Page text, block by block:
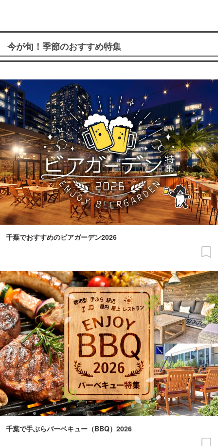
今が旬！季節のおすすめ特集
千葉でおすすめのビアガーデン2026
千葉で手ぶらバーベキュー（BBQ）2026